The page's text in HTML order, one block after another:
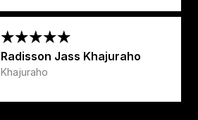
Radisson Jass Khajuraho
Khajuraho